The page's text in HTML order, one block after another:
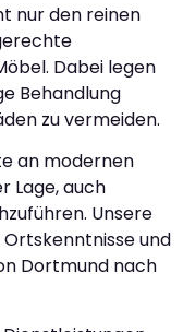
nur den reinen
Dabei legen
Behandlung
zu vermeiden.
an modernen
Lage, auch
Unsere
und
Dortmund nach